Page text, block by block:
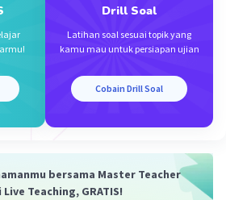
benar adalah B. 60 cm
Drill Soal
Latihan soal sesuai topik yang
kamu mau untuk persiapan ujian
Cobain Drill Soal
bersama Master Teacher
Teaching, GRATIS!